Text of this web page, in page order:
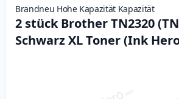
Brandneu Hohe Kapazität Kapazität
2 stück Brother TN2320
Schwarz XL Toner (Ink